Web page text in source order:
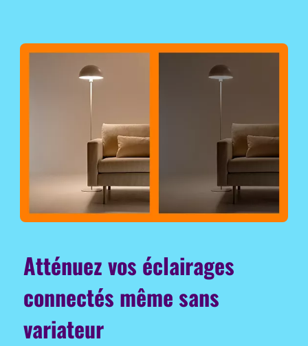
Atténuez vos éclairages
connectés même sans
variateur